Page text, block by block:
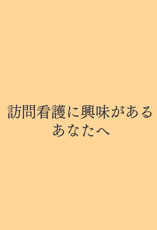
訪問看護に興味がある
あなたへ